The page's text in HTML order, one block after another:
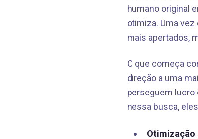
humano original
otimiza. Uma
mais apertados,
O que começa
direção a uma
perseguem lucro
nessa busca,
Otimização